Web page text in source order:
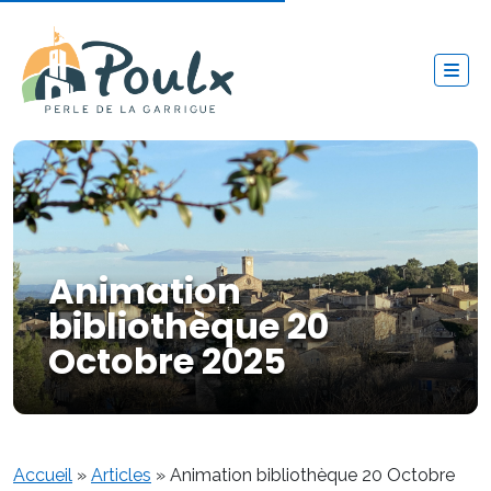
Animation
bibliothèque 20
Octobre 2025
Accueil » Articles » Animation bibliothèque 20 Octobre